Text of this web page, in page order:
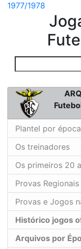
1977/1978
Plantel por época
Os treinadores
Os primeiros 20
Provas
Provas e Jogos
Histórico jogos
Arquivos por